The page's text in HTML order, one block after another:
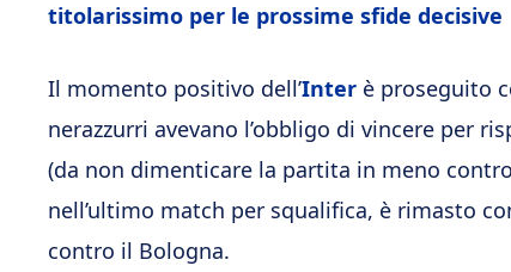
titolarissimo per le prossime sfide decisive
Il momento positivo dell’Inter è proseguito
nerazzurri avevano l’obbligo di vincere per
(da non dimenticare la partita in meno
nell’ultimo match per squalifica, è rimasto
contro il Bologna.